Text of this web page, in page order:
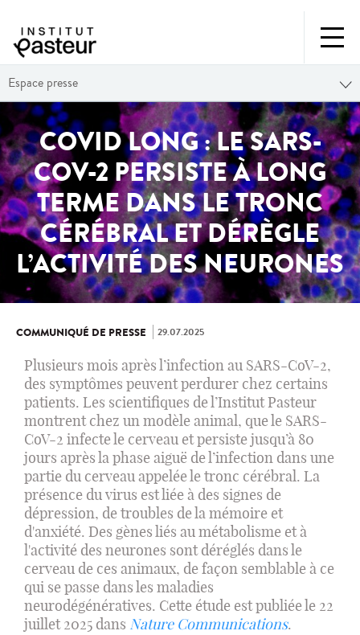
Espace presse
COVID LONG : LE SARS-
COV-2 PERSISTE À LONG
TERME DANS LE TRONC
CÉRÉBRAL ET DÉRÈGLE
L’ACTIVITÉ DES NEURONES
COMMUNIQUÉ DE PRESSE 29.07.2025
Plusieurs mois après l’infection au SARS-CoV-2,
des symptômes peuvent perdurer chez certains
patients. Les scientifiques de l’Institut Pasteur
montrent chez un modèle animal, que le SARS-
CoV-2 infecte le cerveau et persiste jusqu’à 80
jours après la phase aiguë de l’infection dans une
partie du cerveau appelée le tronc cérébral. La
présence du virus est liée à des signes de
dépression, de troubles de la mémoire et
d'anxiété. Des gènes liés au métabolisme et à
l'activité des neurones sont déréglés dans le
cerveau de ces animaux, de façon semblable à ce
qui se passe dans les maladies
neurodégénératives. Cette étude est publiée le 22
juillet 2025 dans Nature Communications.